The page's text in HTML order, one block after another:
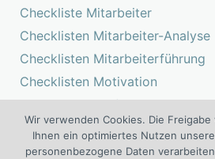
Checkliste Mitarbeiter
Checklisten Mitarbeiter-Analyse
Checklisten Mitarbeiterführung
Checklisten Motivation
Checklisten Performance
Checklisten Zielvereinbarung
Checklisten
Wir verwenden Cookies. Die
Ihnen ein optimiertes Nutzen
personenbezogene Daten